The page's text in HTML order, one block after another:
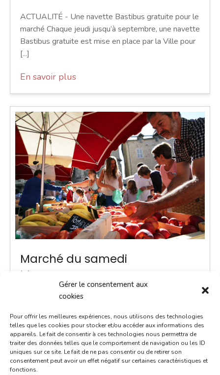
Gérer le consentement aux
cookies
Pour offrir les meilleures expériences, nous utilisons des technologies
telles que les cookies pour stocker et/ou accéder aux informations des
appareils. Le fait de consentir à ces technologies nous permettra de
traiter des données telles que le comportement de navigation ou les ID
uniques sur ce site. Le fait de ne pas consentir ou de retirer son
consentement peut avoir un effet négatif sur certaines caractéristiques et
fonctions.
ACTUALITÉ - Une navette Bastibus gratuite pour le
marché Chaque jeudi jusqu’à septembre, une navette
Bastibus gratuite est mise en place par la Ville pour
[...]
En savoir plus
Marché du samedi
9h00 - 12h00
Marchés
Instauré en 2020, le marché du samedi est le
rendez-vous incontournable du week-end. Voilà un